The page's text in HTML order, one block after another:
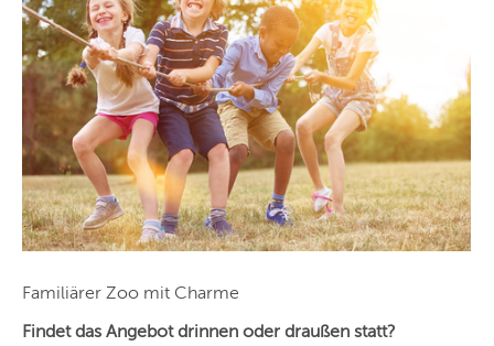
Familiärer Zoo mit Charme
Findet das Angebot drinnen oder draußen statt?